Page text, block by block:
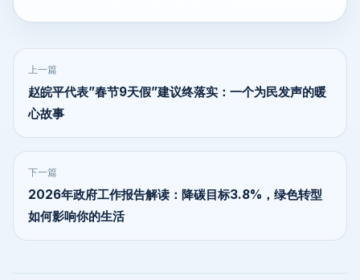
上一篇
赵皖平代表”春节9天假”建议终落实：一个为民发声的暖
心故事
下一篇
2026年政府工作报告解读：降碳目标3.8%，绿色转型
如何影响你的生活